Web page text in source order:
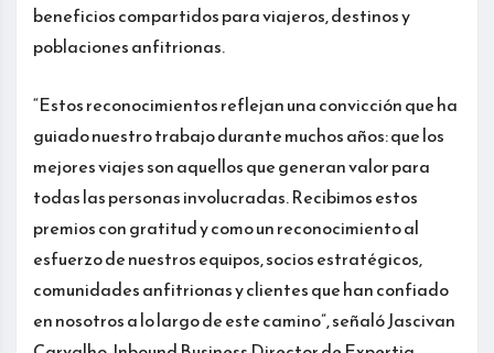
beneficios compartidos para viajeros, destinos y
poblaciones anfitrionas.
“Estos reconocimientos reflejan una convicción que ha
guiado nuestro trabajo durante muchos años: que los
mejores viajes son aquellos que generan valor para
todas las personas involucradas. Recibimos estos
premios con gratitud y como un reconocimiento al
esfuerzo de nuestros equipos, socios estratégicos,
comunidades anfitrionas y clientes que han confiado
en nosotros a lo largo de este camino”, señaló Jascivan